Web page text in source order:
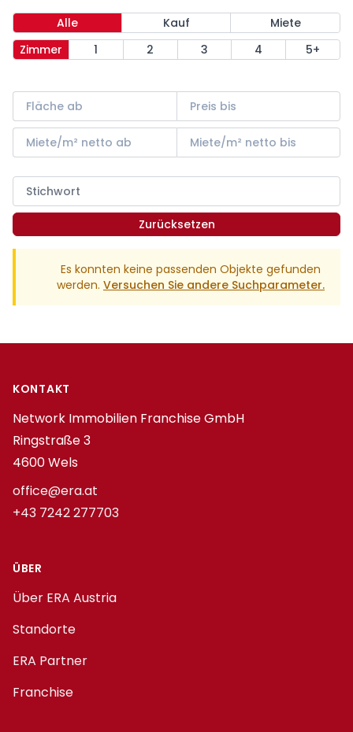
Alle Kauf
Miete
Zimmer
1 2 3 4 5+
Zurücksetzen
Es konnten keine passenden Objekte gefunden
werden. Versuchen Sie andere Suchparameter.
Footer
KONTAKT
Network Immobilien Franchise GmbH
Ringstraße 3
4600 Wels
office@era.at
+43 7242 277703
ÜBER
Über ERA Austria
Standorte
ERA Partner
Franchise